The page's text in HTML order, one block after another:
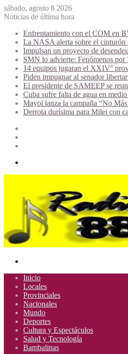
sábado, agosto 8 2026
Noticias de última hora
Enfrentamiento con el COM en
La NASA alerta sobre el cinturón
Impulsan un proyecto de
SMN lo advierte: Fenómenos por
14 equipos jugaran el XXIV°
Piden impugnar al senador
El presidente de SAMEEP se
Cuba sufre falta de agua en
Mayol lanza la campaña “No
Derrota durísima para Milei con
Inicio
Locales
Provinciales
Nacionales
Mundo
Deportes
Cultura y Espectáculos
Salud y Tecnología
Bambalinas